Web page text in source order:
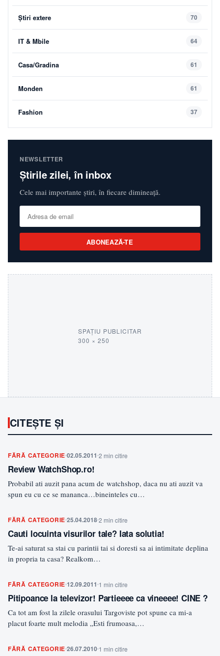
Știri extere 70
IT & Mbile 64
Casa/Gradina 61
Monden 61
Fashion 37
NEWSLETTER
Știrile zilei, în inbox
Cele mai importante știri, în fiecare dimineață.
ABONEAZĂ-TE
SPAȚIU PUBLICITAR
300 × 250
CITEȘTE ȘI
FĂRĂ CATEGORIE02.05.20112 min citire
Review WatchShop.ro!
Probabil ati auzit pana acum de watchshop, daca nu ati auzit va
spun eu cu ce se mananca…bineinteles cu…
FĂRĂ CATEGORIE25.04.20182 min citire
Cauti locuinta visurilor tale? Iata solutia!
Te-ai saturat sa stai cu parintii tai si doresti sa ai intimitate deplina
in propria ta casa? Realkom…
FĂRĂ CATEGORIE12.09.2011 1 min citire
Pitipoance la televizor! Partieeee ca vineeee! CINE ?
Ca tot am fost la zilele orasului Targoviste pot spune ca mi-a
placut foarte mult melodia „Esti frumoasa,…
FĂRĂ CATEGORIE26.07.2010 1 min citire